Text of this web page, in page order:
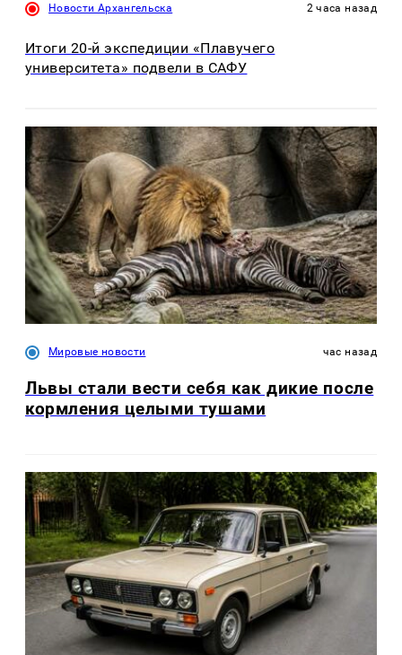
Новости Архангельска 2 часа назад
Итоги 20-й экспедиции «Плавучего
университета» подвели в САФУ
Мировые новости час назад
Львы стали вести себя как дикие после
кормления целыми тушами